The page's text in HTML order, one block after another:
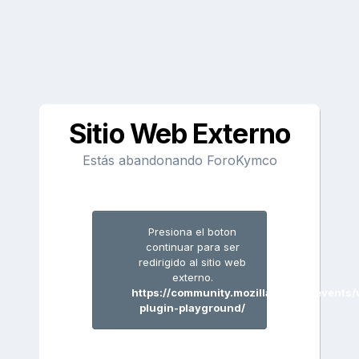
Sitio Web Externo
Estás abandonando ForoKymco
Presiona el boton
continuar para ser
redirigido al sitio web
externo.
https://community.mozilla.org/en/
plugin-playground/